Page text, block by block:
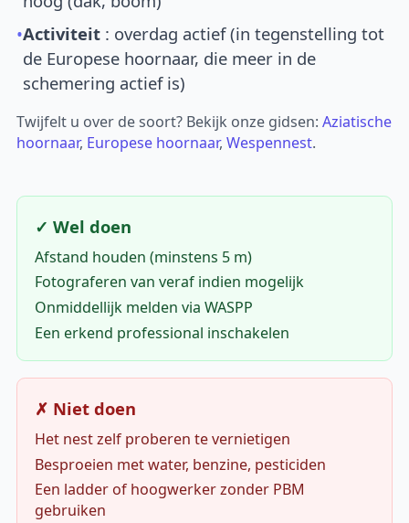
•Activiteit : overdag actief (in tegenstelling tot
de Europese hoornaar, die meer in de
schemering actief is)
Twijfelt u over de soort? Bekijk onze gidsen:Aziatische
hoornaar, Europese hoornaar,Wespennest.
✓ Wel doen
Afstand houden (minstens 5 m)
Fotograferen van veraf indien mogelijk
Onmiddellijk melden via WASPP
Een erkend professional inschakelen
✗ Niet doen
Het nest zelf proberen te vernietigen
Besproeien met water, benzine, pesticiden
Een ladder of hoogwerker zonder PBM
gebruiken